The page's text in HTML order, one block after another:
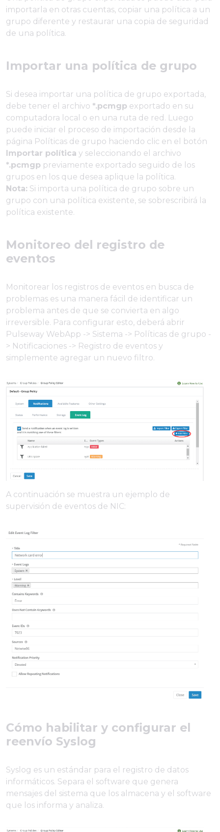
importarla en otras cuentas, copiar una política a un
grupo diferente y restaurar una copia de seguridad
de una política.
Importar una política de grupo
Si desea importar una política de grupo exportada,
debe tener el archivo *.pcmgp exportado en su
computadora local o en una ruta de red. Luego
puede iniciar el proceso de importación desde la
página Políticas de grupo haciendo clic en el botón
Importar política y seleccionando el archivo
*.pcmgp previamente exportado seguido de los
grupos en los que desea aplique la política.
Nota: Si importa una política de grupo sobre un
grupo con una política existente, se sobrescribirá la
política existente.
Monitoreo del registro de
eventos
Monitorear los registros de eventos en busca de
problemas es una manera fácil de identificar un
problema antes de que se convierta en algo
irreversible. Para configurar esto, deberá abrir
Pulseway WebApp -> Sistema -> Políticas de grupo -
> Notificaciones -> Registro de eventos y
simplemente agregar un nuevo filtro.
A continuación se muestra un ejemplo de
supervisión de eventos de NIC:
Cómo habilitar y configurar el
reenvío Syslog
Syslog es un estándar para el registro de datos
informáticos. Separa el software que genera
mensajes del sistema que los almacena y el software
que los informa y analiza.